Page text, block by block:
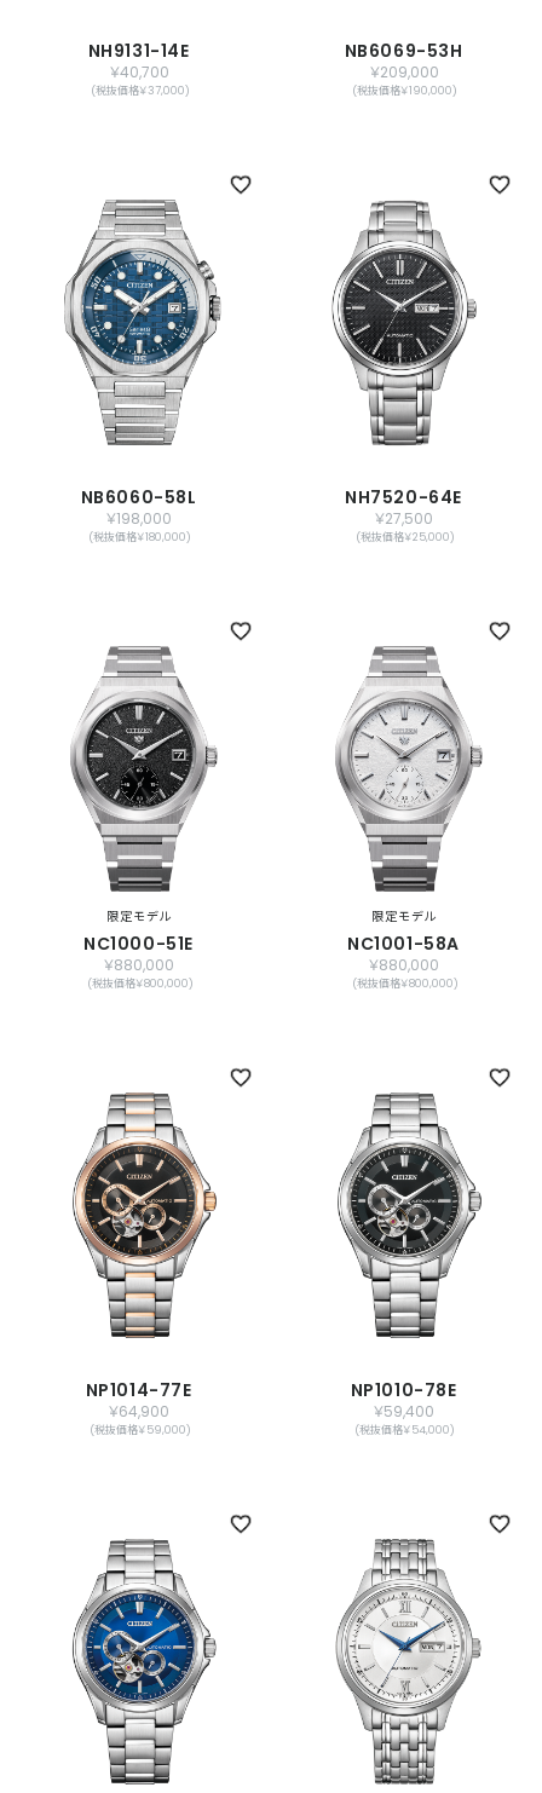
NH9131-14E
￥40,700
(税抜価格￥37,000)
NB6069-53H
￥209,000
(税抜価格￥190,000)
NB6060-58L
￥198,000
(税抜価格￥180,000)
NH7520-64E
￥27,500
(税抜価格￥25,000)
限定モデル
NC1000-51E
￥880,000
(税抜価格￥800,000)
限定モデル
NC1001-58A
￥880,000
(税抜価格￥800,000)
NP1014-77E
￥64,900
(税抜価格￥59,000)
NP1010-78E
￥59,400
(税抜価格￥54,000)